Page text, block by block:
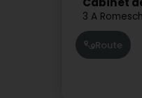
3 A
Route